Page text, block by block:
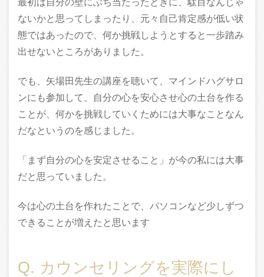
最初は自分の壁にぶち当たったときに、駄目なんじゃ
ないかと思ってしまったり、元々自己肯定感が低い状
態ではあったので、何か挑戦しようとすると一歩踏み
出せないところがありました。
でも、矢場田先生の講座を聴いて、マインドハグサロ
ンにも参加して、自分の心を安心させ心の土台を作る
ことが、何かを挑戦していくためには大事なことなん
だなというのを感じました。
「まず自分の心を安定させること」が今の私には大事
だと思っていました。
今は心の土台を作れたことで、パソコンなど少しずつ
できることが増えたと思います
Q. カウンセリングを実際にし